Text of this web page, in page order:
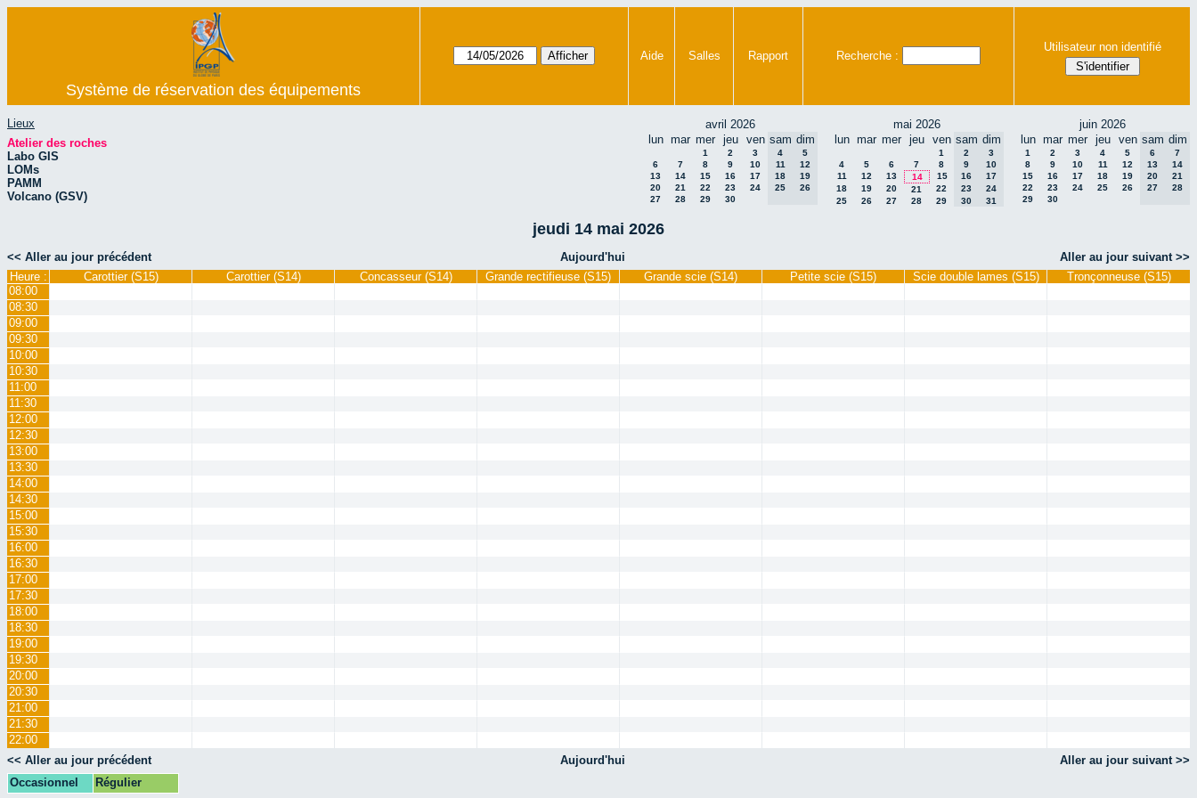
Système de réservation des équipements
Aide Salles Rapport Recherche :
Utilisateur non identifié
Lieux
Atelier des roches
Labo GIS
LOMs
PAMM
Volcano (GSV)
avril 2026
lun mar mer jeu ven sam dim
1 2 3 4
5
6
7 8 9 10 11
12
13
14 15 16 17 18
19
20
21 22 23 24 25
26
27
28 29 30
mai 2026
lun mar mer jeu ven sam dim
1 2
3
4
5 6 7 8 9
10
11
12 13 14 15 16
17
18
19 20 21 22 23
24
25
26 27 28 29 30 31
juin 2026
lun mar mer jeu ven sam dim
1 2 3 4 5 6
7
8
9 10 11 12 13
14
15
16 17 18 19 20
21
22
23 24 25 26 27
28
29
30
jeudi 14 mai 2026
<< Aller au jour précédent Aujourd'hui
Aller au jour suivant >>
Heure :
Carottier (S15) Carottier (S14) Concasseur (S14) Grande rectifieuse (S15) Grande scie (S14) Petite scie (S15) Scie double lames (S15)
Tronçonneuse (S15)
08:00
08:30
09:00
09:30
10:00
10:30
11:00
11:30
12:00
12:30
13:00
13:30
14:00
14:30
15:00
15:30
16:00
16:30
17:00
17:30
18:00
18:30
19:00
19:30
20:00
20:30
21:00
21:30
22:00
<< Aller au jour précédent
Aujourd'hui
Aller au jour suivant >>
Occasionnel
Régulier